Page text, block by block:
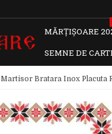
MĂRȚIȘOARE
SEMNE DE
Martisor Bratara Inox Placuta